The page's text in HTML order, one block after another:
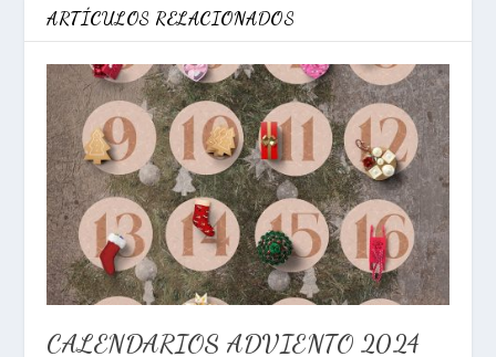
ARTÍCULOS RELACIONADOS
CALENDARIOS ADVIENTO 2024